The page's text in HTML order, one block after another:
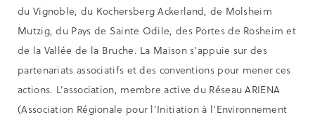
du Vignoble, du Kochersberg Ackerland, de Molsheim
Mutzig, du Pays de Sainte Odile, des Portes de Rosheim et
de la Vallée de la Bruche. La Maison s’appuie sur des
partenariats associatifs et des conventions pour mener ces
actions. L’association, membre active du Réseau ARIENA
(Association Régionale pour l’Initiation à l’Environnement